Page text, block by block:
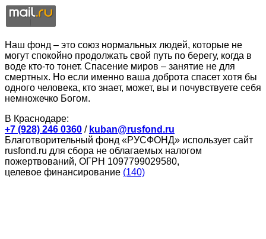
Наш фонд – это союз нормальных людей, которые не
могут спокойно продолжать свой путь по берегу, когда в
воде кто-то тонет. Спасение миров – занятие не для
смертных. Но если именно ваша доброта спасет хотя бы
одного человека, кто знает, может, вы и почувствуете себя
немножечко Богом.
В Краснодаре:
+7 (928) 246 0360 / kuban@rusfond.ru
Благотворительный фонд «РУСФОНД» использует сайт
rusfond.ru для сбора не облагаемых налогом
пожертвований, ОГРН 1097799029580,
целевое финансирование (140)